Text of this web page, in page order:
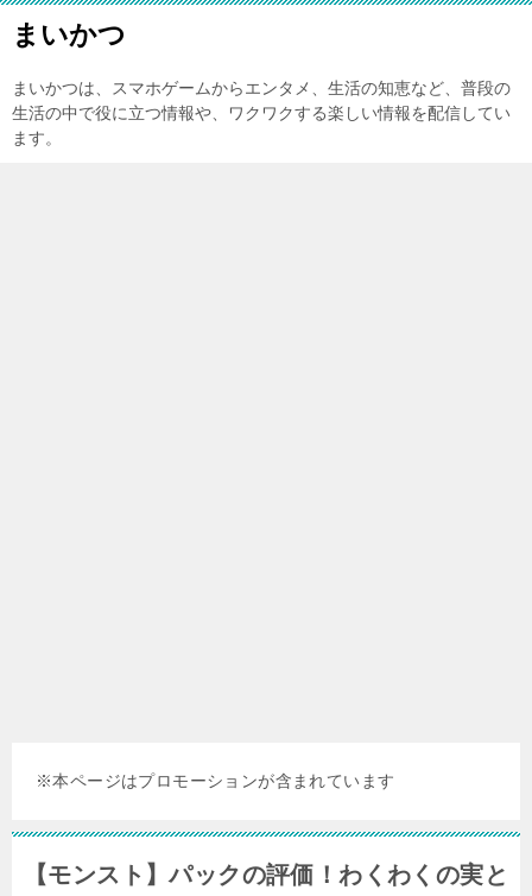
まいかつ
まいかつは、スマホゲームからエンタメ、生活の知恵など、普段の
生活の中で役に立つ情報や、ワクワクする楽しい情報を配信してい
ます。
※本ページはプロモーションが含まれています
【モンスト】パックの評価！わくわくの実と